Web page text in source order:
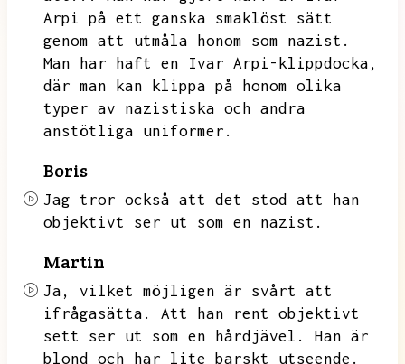
Arpi på ett ganska smaklöst sätt
genom att utmåla honom som nazist.
Man har haft en Ivar Arpi-klippdocka,
där man kan klippa på honom olika
typer av nazistiska och andra
anstötliga uniformer.
Boris
Jag tror också att det stod att han
objektivt ser ut som en nazist.
Martin
Ja,
vilket möjligen är svårt att
ifrågasätta.
Att han rent objektivt
sett ser ut som en hårdjävel.
Han är
blond och har lite barskt utseende.